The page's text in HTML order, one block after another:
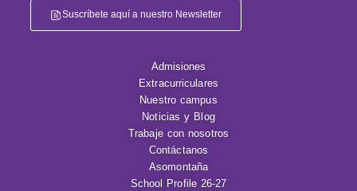
Suscríbete aquí a nuestro Newsletter
Admisiones
Extracurriculares
Nuestro campus
Noticias y Blog
Trabaje con nosotros
Contáctanos
Asomontaña
School Profile 26-27